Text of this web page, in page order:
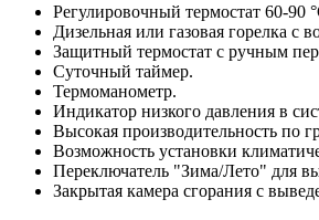
Регулировочный термостат 60-90
Дизельная или газовая горелка с
Защитный термостат с ручным
Суточный таймер.
Термоманометр.
Индикатор низкого давления в
Высокая производительность по
Возможность установки
Переключатель "Зима/Лето" для
Закрытая камера сгорания с